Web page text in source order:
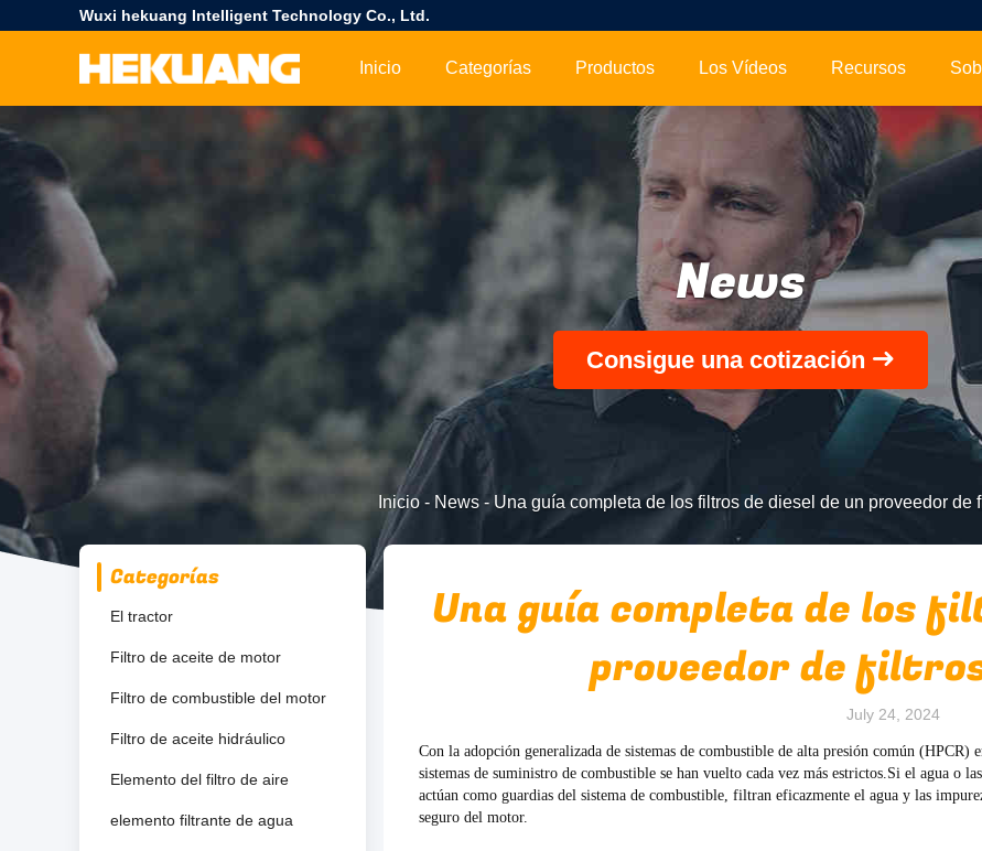
Wuxi hekuang Intelligent Technology Co., Ltd.
Inicio Categorías Productos Los Vídeos Recursos
News
Consigue una cotización
Inicio- News- Una guía completa de los filtros de diesel de un proveedor de
Categorías
El tractor
Filtro de aceite de motor
Filtro de combustible del motor
Filtro de aceite hidráulico
Elemento del filtro de aire
elemento filtrante de agua
Una guía completa de los
proveedor de
July 24, 2024
Con la adopción generalizada de sistemas de combustible de alta presión común
sistemas de suministro de combustible se han vuelto cada vez más estrictos.Si el agua o
actúan como guardias del sistema de combustible, filtran eficazmente el agua y las
seguro del motor.